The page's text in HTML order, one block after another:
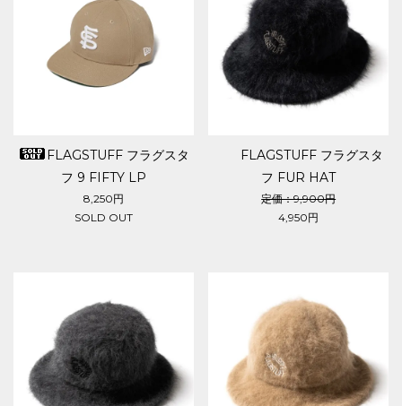
FLAGSTUFF フラグスタ
フ 9 FIFTY LP
8,250円
SOLD OUT
FLAGSTUFF フラグスタ
フ FUR HAT
定価：9,900円
4,950円